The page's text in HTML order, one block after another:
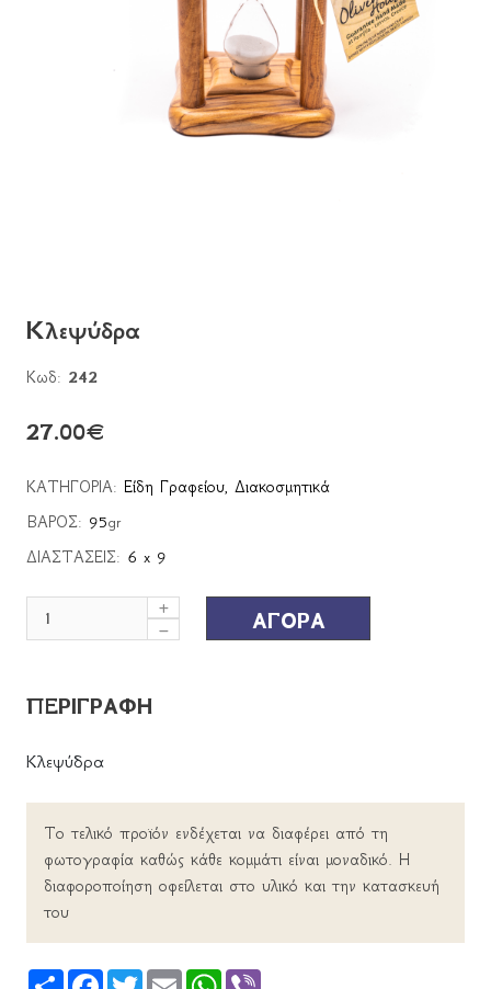
Κλεψύδρα
Κωδ: 242
27.00€
ΚΑΤΗΓΟΡΙΑ: Είδη Γραφείου, Διακοσμητικά
ΒΑΡΟΣ: 95gr
ΔΙΑΣΤΑΣΕΙΣ: 6 x 9
ΑΓΟΡΑ
ΠΕΡΙΓΡΑΦΗ
Κλεψύδρα
Το τελικό προϊόν ενδέχεται να διαφέρει από τη
φωτογραφία καθώς κάθε κομμάτι είναι μοναδικό. Η
διαφοροποίηση οφείλεται στο υλικό και την κατασκευή
του
Share FacebookTwitterEmail WhatsApp